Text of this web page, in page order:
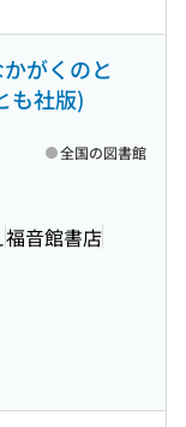
がくのと
も社版)
福音館書店
全国の図書館